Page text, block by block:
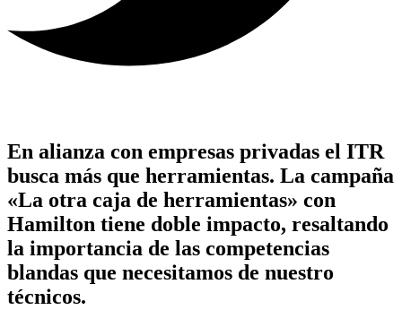
En alianza con empresas privadas el ITR
busca más que herramientas. La campaña
«La otra caja de herramientas» con
Hamilton tiene doble impacto, resaltando
la importancia de las competencias
blandas que necesitamos de nuestro
técnicos.